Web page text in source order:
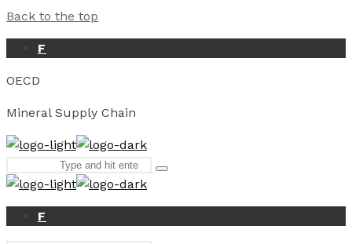
Back to the top
F
OECD
Mineral Supply Chain
for:
Type
enter
F